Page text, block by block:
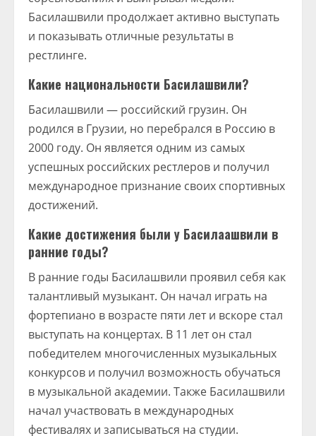
Басилашвили продолжает активно выступать
и показывать отличные результаты в
рестлинге.
Какие национальности Басилашвили?
Басилашвили — российский грузин. Он
родился в Грузии, но перебрался в Россию в
2000 году. Он является одним из самых
успешных российских рестлеров и получил
международное признание своих спортивных
достижений.
Какие достижения были у Басилаашвили в
ранние годы?
В ранние годы Басилашвили проявил себя как
талантливый музыкант. Он начал играть на
фортепиано в возрасте пяти лет и вскоре стал
выступать на концертах. В 11 лет он стал
победителем многочисленных музыкальных
конкурсов и получил возможность обучаться
в музыкальной академии. Также Басилашвили
начал участвовать в международных
фестивалях и записываться на студии.